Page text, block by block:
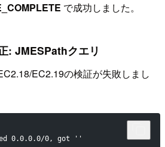
で成功しました。
: JMESPathクエリ
EC2.19の検証が失敗しまし
0.0.0.0/0, got ''